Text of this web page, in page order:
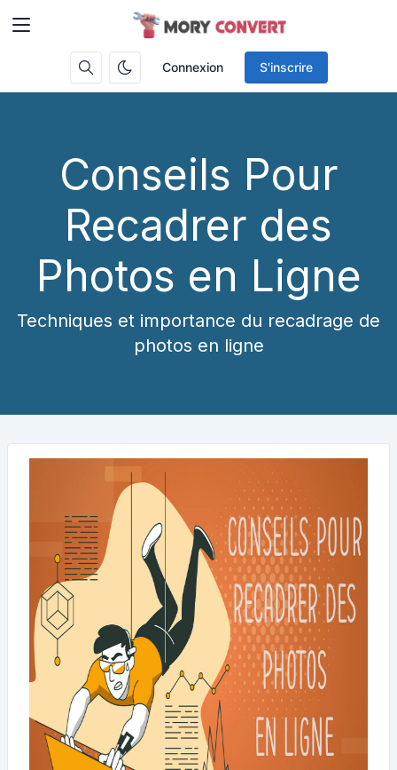
Connexion S'inscrire
Conseils Pour
Recadrer des
Photos en Ligne
Techniques et importance du recadrage de
photos en ligne